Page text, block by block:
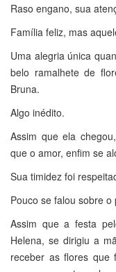
Raso engano, sua
Família feliz, mas
Uma alegria única
belo ramalhete de
Bruna.
Algo inédito.
Assim que ela
que o amor, enfim se
Sua timidez foi
Pouco se falou sobre o
Assim que a festa
Helena, se dirigiu a
receber as flores que